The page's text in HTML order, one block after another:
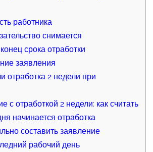
работника
снимается
срока отработки
заявления
отработка 2 недели при
с отработкой 2 недели: как считать
начинается отработка
составить заявление
рабочий день